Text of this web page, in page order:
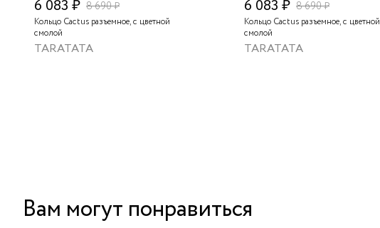
6 083 ₽ 8 690 ₽
Кольцо Cactus разъемное, с цветной
смолой
TARATATA
6 083 ₽ 8 690 ₽
Кольцо Cactus разъемное, с цветной
смолой
TARATATA
Вам могут понравиться